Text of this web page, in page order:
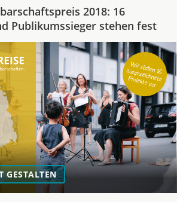
2018: 16
Publikumssieger stehen fest
GESTALTEN